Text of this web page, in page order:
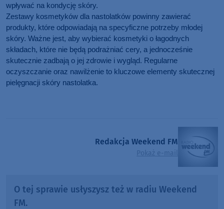
wpływać na kondycję skóry.
Zestawy kosmetyków dla nastolatków powinny zawierać
produkty, które odpowiadają na specyficzne potrzeby młodej
skóry. Ważne jest, aby wybierać kosmetyki o łagodnych
składach, które nie będą podrażniać cery, a jednocześnie
skutecznie zadbają o jej zdrowie i wygląd. Regularne
oczyszczanie oraz nawilżenie to kluczowe elementy skutecznej
pielęgnacji skóry nastolatka.
Redakcja Weekend FM
Pokaż e-mail
O tej sprawie usłyszysz też w radiu Weekend
FM.